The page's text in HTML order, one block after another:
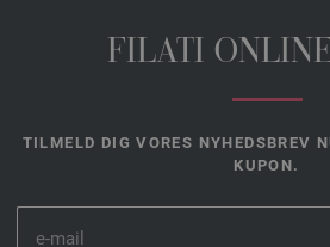
FILATI
TILMELD DIG VORES NYHEDSBREV
KUPON.